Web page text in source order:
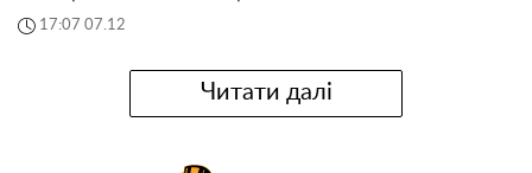
17:07 07.12
Читати далі